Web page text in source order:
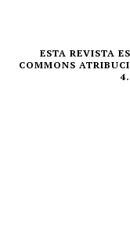
ESTA REVISTA
COMMONS